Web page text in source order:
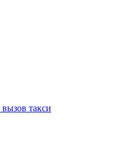
такси